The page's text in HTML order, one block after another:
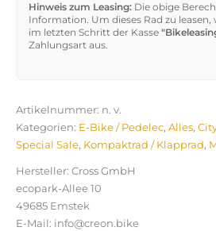
Hinweis zum Leasing: Die obige
Information. Um dieses Rad zu leasen,
im letzten Schritt der Kasse
Zahlungsart aus.
Artikelnummer: n. v.
Kategorien: E-Bike / Pedelec, Alles,
Special Sale, Kompaktrad / Klapprad,
Hersteller: Cross GmbH
ecopark-Allee 10
49685 Emstek
E-Mail: info@creon.bike